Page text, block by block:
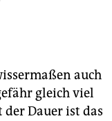
auch
gleich viel
der Dauer ist das